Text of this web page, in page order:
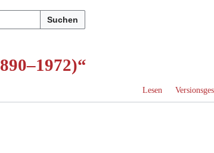
Suchen
Lesen